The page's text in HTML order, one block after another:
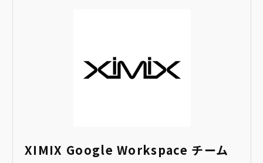
XIMIX Google Workspace チーム